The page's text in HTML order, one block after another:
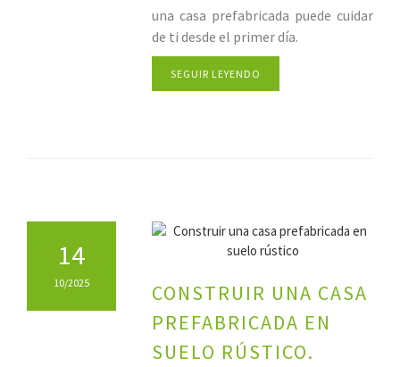
una casa prefabricada puede cuidar
de ti desde el primer día.
SEGUIR LEYENDO
14
10/2025
CONSTRUIR UNA CASA
PREFABRICADA EN
SUELO RÚSTICO.